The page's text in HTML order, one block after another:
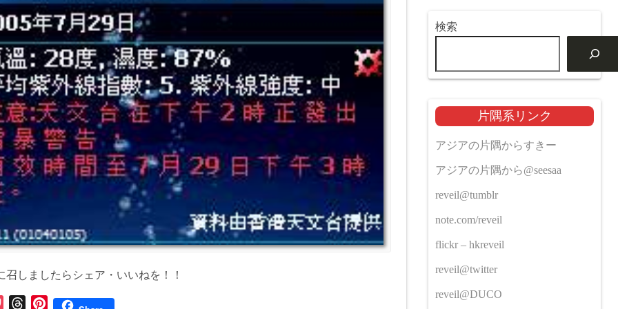
召しましたらシェア・いいねを！！
P
検索
片隅系リンク
アジアの片隅からすきー
アジアの片隅から@seesaa
reveil@tumblr
note.com/reveil
flickr – hkreveil
reveil@twitter
reveil@DUCO